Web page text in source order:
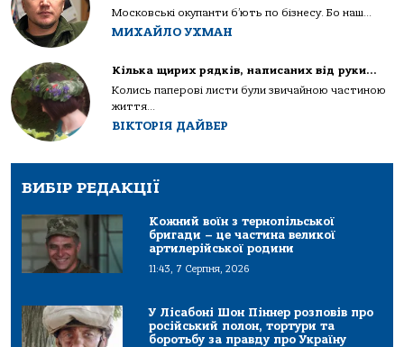
Московські окупанти б’ють по бізнесу. Бо наш...
МИХАЙЛО УХМАН
Кілька щирих рядків, написаних від руки…
Колись паперові листи були звичайною частиною
життя...
ВІКТОРІЯ ДАЙВЕР
ВИБІР РЕДАКЦІЇ
Кожний воїн з тернопільської
бригади – це частина великої
артилерійської родини
11:43, 7 Серпня, 2026
У Лісабоні Шон Піннер розповів про
російський полон, тортури та
боротьбу за правду про Україну